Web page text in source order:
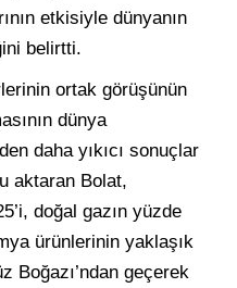
etkisiyle dünyanın
belirtti.
ortak görüşünün
dünya
daha yıkıcı sonuçlar
aktaran Bolat,
doğal gazın yüzde
ürünlerinin yaklaşık
Boğazı’ndan geçerek